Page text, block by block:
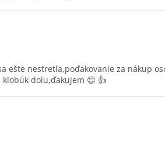
je 5 z 5 hviezdičiek.
ešte nestretla,poďakovanie za nákup
dolu,ďakujem 😊 👍
je 5 z 5 hviezdičiek.